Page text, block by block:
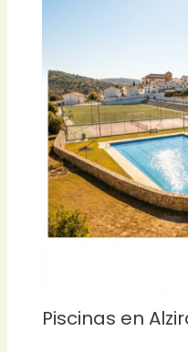
Piscinas en